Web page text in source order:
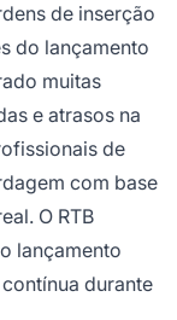
de inserção
do lançamento
muitas
e atrasos na
de
com base
O RTB
lançamento
durante